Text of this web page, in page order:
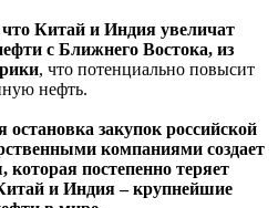
Китай и Индия увеличат
с Ближнего Востока, из
, что потенциально повысит
нефть.
закупок российской
компаниями создает
постепенно теряет
и Индия – крупнейшие